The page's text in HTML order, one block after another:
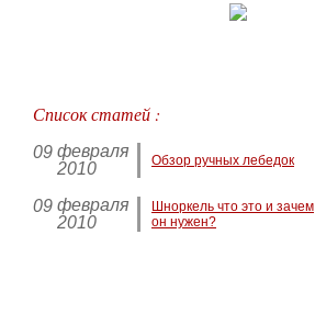
Список статей :
09 февраля
2010
Обзор ручных лебедок
09 февраля
2010
Шноркель что это и зачем
он нужен?